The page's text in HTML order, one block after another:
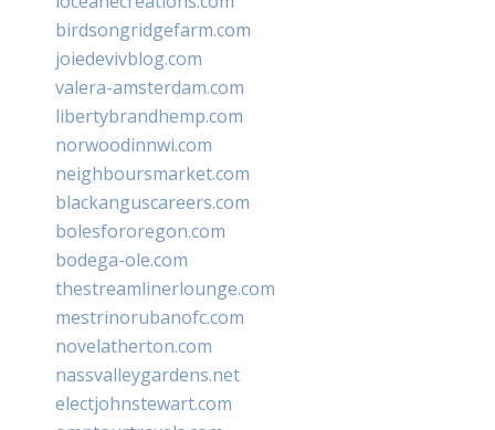
birdsongridgefarm.com
joiedevivblog.com
valera-amsterdam.com
libertybrandhemp.com
norwoodinnwi.com
neighboursmarket.com
blackanguscareers.com
bolesfororegon.com
bodega-ole.com
thestreamlinerlounge.com
mestrinorubanofc.com
novelatherton.com
nassvalleygardens.net
electjohnstewart.com